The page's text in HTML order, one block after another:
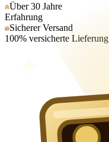
Über 30 Jahre
Erfahrung
Sicherer Versand
100% versicherte Lieferung